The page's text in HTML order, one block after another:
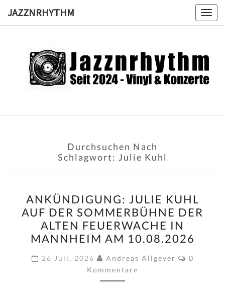
JAZZNRHYTHM
Seit
2024 –
Durchsuchen Nach
Schlagwort: Julie Kuhl
JULIE
KUHL
AUF
DER
SOMMERBÜHNE
DER
ALTEN
ANKÜNDIGUNG: JULIE KUHL
AUF DER SOMMERBÜHNE DER
ALTEN FEUERWACHE IN
MANNHEIM AM 10.08.2026
26 Juli, 2026 Andreas Allgeyer
0
Kommentare